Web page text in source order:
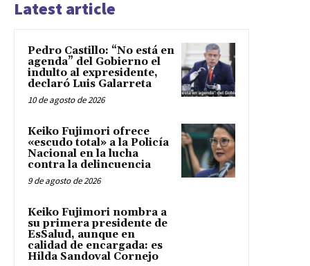
Latest article
Pedro Castillo: “No está en
agenda” del Gobierno el
indulto al expresidente,
declaró Luis Galarreta
10 de agosto de 2026
Keiko Fujimori ofrece
«escudo total» a la Policía
Nacional en la lucha
contra la delincuencia
9 de agosto de 2026
Keiko Fujimori nombra a
su primera presidente de
EsSalud, aunque en
calidad de encargada: es
Hilda Sandoval Cornejo